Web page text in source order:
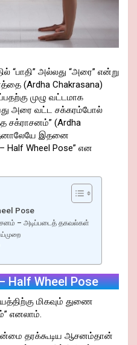
“பாதி” அல்லது “அரை” என்று
(Ardha Chakrasana)
முழு வட்டமாக
அரை வட்ட சக்கரம்போல்
சக்ராசனம்” (Ardha
இதனை
Wheel Pose” என
Pose
– அடிப்படைத் தகவல்கள்
Wheel Pose
மிகவும் துணை
எனலாம்.
தரக்கூடிய ஆசனம்தான்